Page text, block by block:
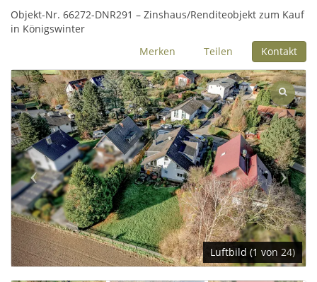
Objekt-Nr. 66272-DNR291 – Zinshaus/Renditeobjekt zum Kauf
in Königswinter
Merken
Teilen Kontakt
Luftbild (1 von 24)